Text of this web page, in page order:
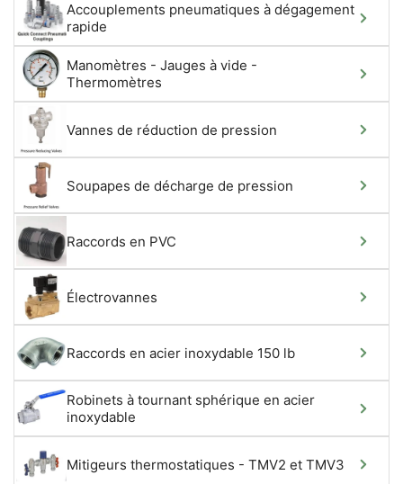
Accouplements pneumatiques à dégagement
rapide
Manomètres - Jauges à vide -
Thermomètres
Vannes de réduction de pression
Soupapes de décharge de pression
Raccords en PVC
Électrovannes
Raccords en acier inoxydable 150 lb
Robinets à tournant sphérique en acier
inoxydable
Mitigeurs thermostatiques - TMV2 et TMV3